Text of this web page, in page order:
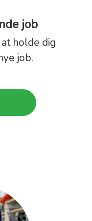
job
holde dig
job.